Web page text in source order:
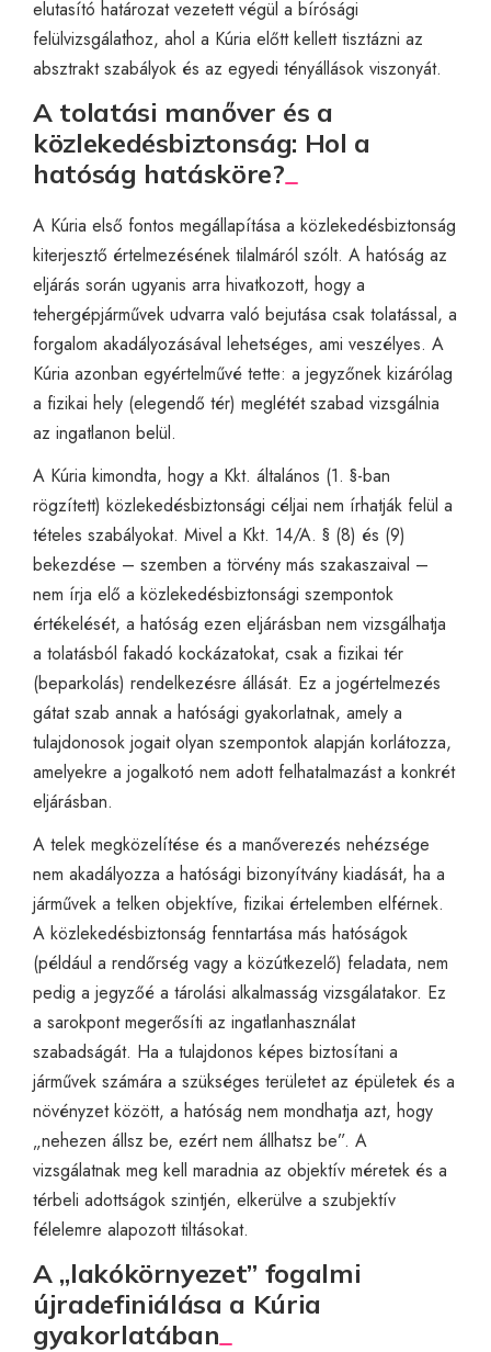
elutasító határozat vezetett végül a bírósági
felülvizsgálathoz, ahol a Kúria előtt kellett tisztázni az
absztrakt szabályok és az egyedi tényállások viszonyát.
A tolatási manőver és a
közlekedésbiztonság: Hol a
hatóság hatásköre?
A Kúria első fontos megállapítása a közlekedésbiztonság
kiterjesztő értelmezésének tilalmáról szólt. A hatóság az
eljárás során ugyanis arra hivatkozott, hogy a
tehergépjárművek udvarra való bejutása csak tolatással, a
forgalom akadályozásával lehetséges, ami veszélyes. A
Kúria azonban egyértelművé tette: a jegyzőnek kizárólag
a fizikai hely (elegendő tér) meglétét szabad vizsgálnia
az ingatlanon belül.
A Kúria kimondta, hogy a Kkt. általános (1. §-ban
rögzített) közlekedésbiztonsági céljai nem írhatják felül a
tételes szabályokat. Mivel a Kkt. 14/A. § (8) és (9)
bekezdése – szemben a törvény más szakaszaival –
nem írja elő a közlekedésbiztonsági szempontok
értékelését, a hatóság ezen eljárásban nem vizsgálhatja
a tolatásból fakadó kockázatokat, csak a fizikai tér
(beparkolás) rendelkezésre állását. Ez a jogértelmezés
gátat szab annak a hatósági gyakorlatnak, amely a
tulajdonosok jogait olyan szempontok alapján korlátozza,
amelyekre a jogalkotó nem adott felhatalmazást a konkrét
eljárásban.
A telek megközelítése és a manőverezés nehézsége
nem akadályozza a hatósági bizonyítvány kiadását, ha a
járművek a telken objektíve, fizikai értelemben elférnek.
A közlekedésbiztonság fenntartása más hatóságok
(például a rendőrség vagy a közútkezelő) feladata, nem
pedig a jegyzőé a tárolási alkalmasság vizsgálatakor. Ez
a sarokpont megerősíti az ingatlanhasználat
szabadságát. Ha a tulajdonos képes biztosítani a
járművek számára a szükséges területet az épületek és a
növényzet között, a hatóság nem mondhatja azt, hogy
„nehezen állsz be, ezért nem állhatsz be”. A
vizsgálatnak meg kell maradnia az objektív méretek és a
térbeli adottságok szintjén, elkerülve a szubjektív
félelemre alapozott tiltásokat.
A „lakókörnyezet” fogalmi
újradefiniálása a Kúria
gyakorlatában